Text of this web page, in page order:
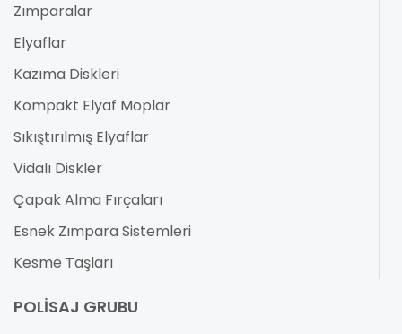
Zımparalar
Elyaflar
Kazıma Diskleri
Kompakt Elyaf Moplar
Sıkıştırılmış Elyaflar
Vidalı Diskler
Çapak Alma Fırçaları
Esnek Zımpara Sistemleri
Kesme Taşları
POLISAJ GRUBU